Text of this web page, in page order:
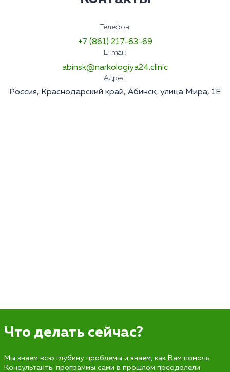
Телефон:
+7 (861) 217-63-69
E-mail:
abinsk@narkologiya24.clinic
Адрес:
Россия, Краснодарский край, Абинск, улица Мира, 1Е
Что делать сейчас?
Мы знаем всю глубину проблемы и знаем, как Вам помочь.
Консультанты программы сами в прошлом преодолели